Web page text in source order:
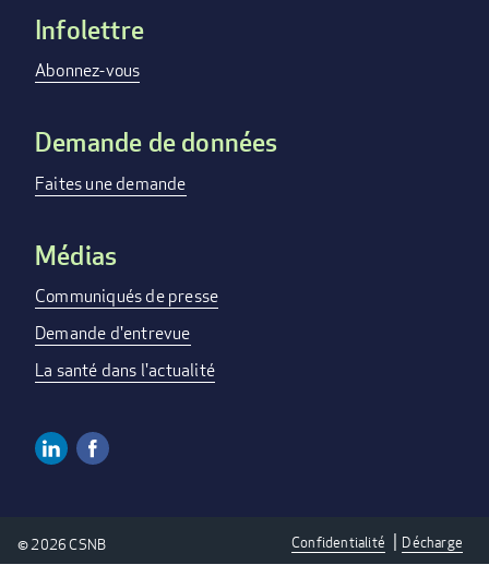
Footer
menu
Infolettre
Abonnez-vous
Demande de données
Faites une demande
Médias
Communiqués de presse
Demande d'entrevue
La santé dans l'actualité
Media
Linkedin
Confidentialité Décharge
© 2026 CSNB